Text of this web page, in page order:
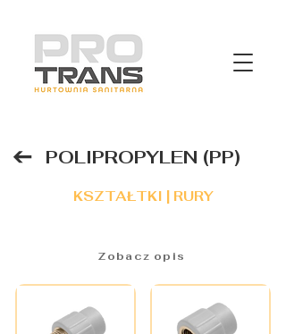
Zobacz opis
KSZTAŁTKI | RURY
POLIPROPYLEN (PP)